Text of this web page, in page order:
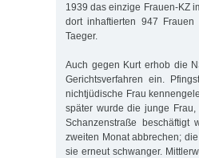
1939 das einzige Frauen-KZ
dort inhaftierten 947
Taeger.
Auch gegen Kurt erhob die
Gerichtsverfahren ein.
nichtjüdische Frau
später wurde die junge
Schanzenstraße beschäftigt
zweiten Monat abbrechen;
sie erneut schwanger.